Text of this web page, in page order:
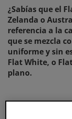
¿Sabías que el
Zelanda o
referencia a la
que se mezcla
uniforme y sin
Flat White, o
plano.